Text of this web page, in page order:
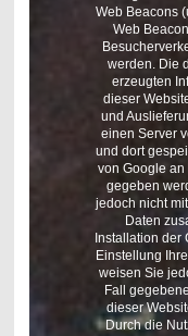
Web Beacons
Web
werden. Die
erzeugten
dieser
und
einen Server
und dort
von Google an
gegeben
jedoch nicht
Daten
Installation der
Einstellung
weisen Sie
Fall
dieser
Durch die